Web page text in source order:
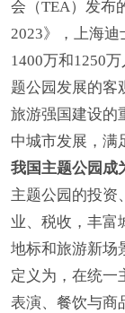
会（TEA）发布
2023》，上海
1400万和1250
题公园发展的客
旅游强国建设的
中城市发展，满
我国主题公园成
主题公园的投资
业、税收，丰富
地标和旅游新场
定义为，在统一
表演、餐饮与商